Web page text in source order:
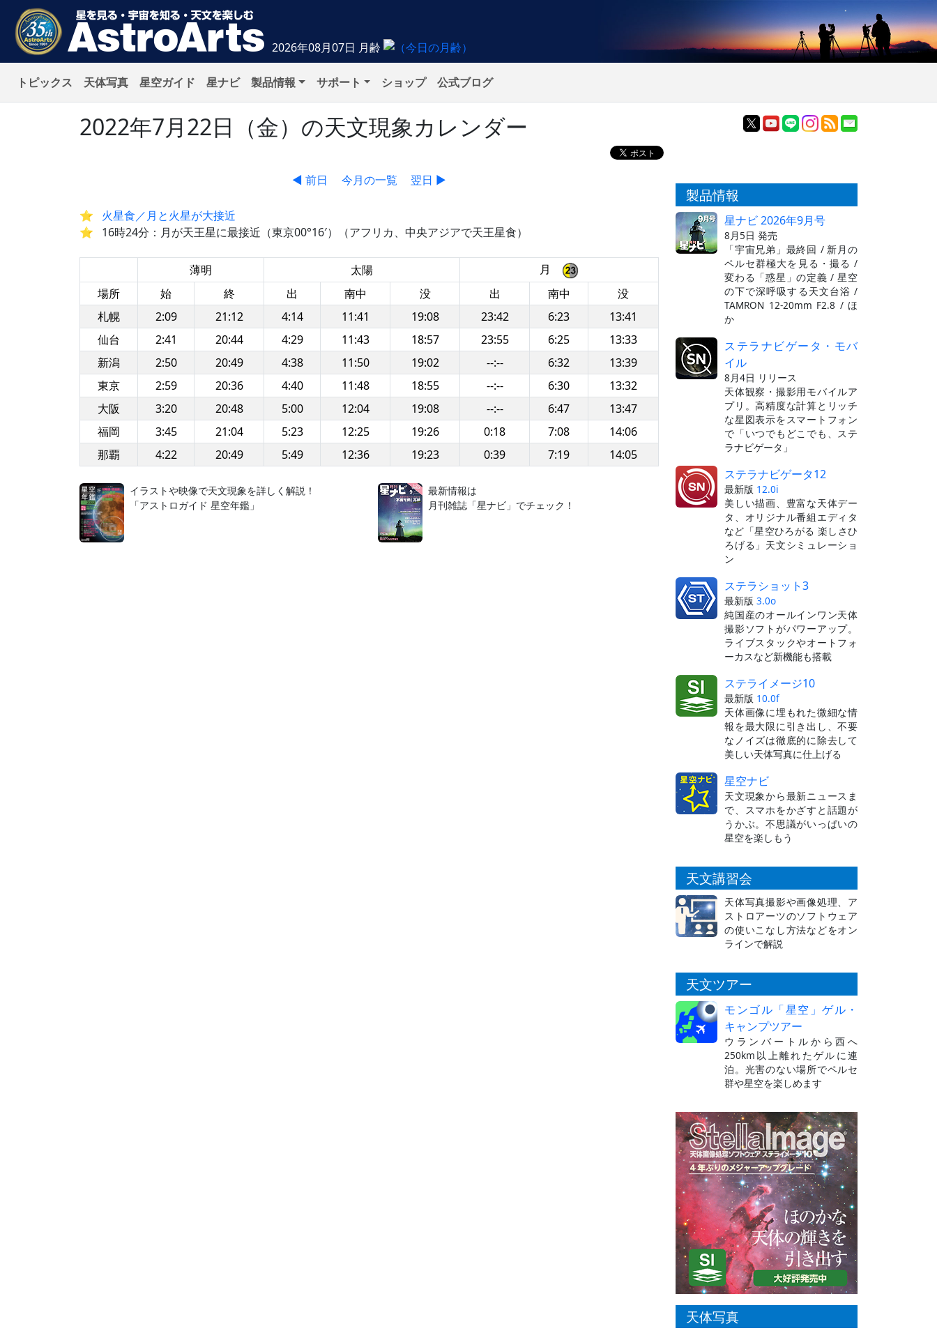
2026年08月07日 月齢
トピックス 天体写真 星空ガイド 星ナビ 製品情報 サポート ショップ 公式ブログ
2022年7月22日（金）の天文現象カレンダー
◀ 前日 今月の一覧 翌日 ▶
火星食／月と火星が大接近
16時24分：月が天王星に最接近（東京00°16′）（アフリカ、中央アジアで天王星食）
薄明 太陽
月
場所
始 終 出 南中 没 出 南中
没
札幌
2:09 21:12 4:14 11:41 19:08 23:42 6:23
13:41
仙台
2:41 20:44 4:29 11:43 18:57 23:55 6:25
13:33
新潟
2:50 20:49 4:38 11:50 19:02 --:-- 6:32
13:39
東京
2:59 20:36 4:40 11:48 18:55 --:-- 6:30
13:32
大阪
3:20 20:48 5:00 12:04 19:08 --:-- 6:47
13:47
福岡
3:45 21:04 5:23 12:25 19:26 0:18 7:08
14:06
那覇
4:22 20:49 5:49 12:36 19:23 0:39 7:19 14:05
イラストや映像で天文現象を詳しく解説！
「アストロガイド 星空年鑑」
最新情報は
月刊雑誌「星ナビ」でチェック！
製品情報
星ナビ 2026年9月号
8月5日 発売
「宇宙兄弟」最終回 / 新月の
ペルセ群極大を見る・撮る /
変わる「惑星」の定義 / 星空
の下で深呼吸する天文台浴 /
TAMRON 12-20mm F2.8 / ほ
か
ステラナビゲータ・モバ
イル
8月4日 リリース
天体観察・撮影用モバイルア
プリ。高精度な計算とリッチ
な星図表示をスマートフォン
で「いつでもどこでも、ステ
ラナビゲータ」
ステラナビゲータ12
最新版 12.0i
美しい描画、豊富な天体デー
タ、オリジナル番組エディタ
など「星空ひろがる 楽しさひ
ろげる」天文シミュレーショ
ン
ステラショット3
最新版 3.0o
純国産のオールインワン天体
撮影ソフトがパワーアップ。
ライブスタックやオートフォ
ーカスなど新機能も搭載
ステライメージ10
最新版 10.0f
天体画像に埋もれた微細な情
報を最大限に引き出し、不要
なノイズは徹底的に除去して
美しい天体写真に仕上げる
星空ナビ
天文現象から最新ニュースま
で、スマホをかざすと話題が
うかぶ。不思議がいっぱいの
星空を楽しもう
天文講習会
天体写真撮影や画像処理、ア
ストロアーツのソフトウェア
の使いこなし方法などをオン
ラインで解説
天文ツアー
モンゴル「星空」ゲル・
キャンプツアー
ウランバートルから西へ
250km以上離れたゲルに連
泊。光害のない場所でペルセ
群や星空を楽しめます
天体写真